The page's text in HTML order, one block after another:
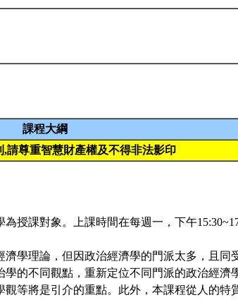
課程大綱
,請尊重智慧財產權及不得非法影印
課對象。上課時間在每週一，下午
學理論，但因政治經濟學的門派太多，且同
的不同觀點，重新定位不同門派的政治經濟
等將是引介的重點。此外，本課程從人的特